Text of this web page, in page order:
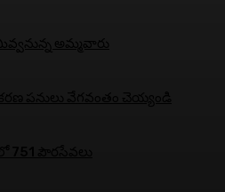
అమ్మవారు